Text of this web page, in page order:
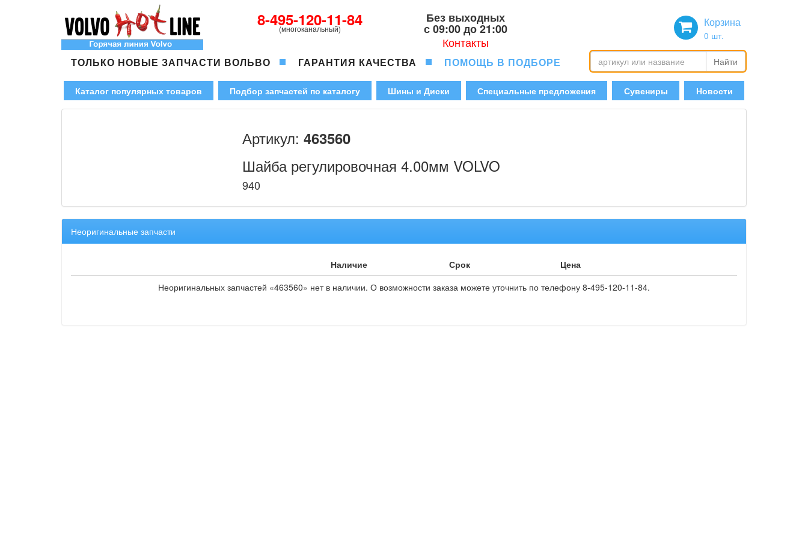
8-495-120-11-84
(многоканальный)
Без выходных
с 09:00 до 21:00
Контакты
Корзина
0 шт.
ТОЛЬКО НОВЫЕ ЗАПЧАСТИ ВОЛЬВО ГАРАНТИЯ КАЧЕСТВА ПОМОЩЬ В ПОДБОРЕ Найти
Каталог популярных товаров Подбор запчастей по каталогу Шины и Диски Специальные предложения Сувениры Новости
Артикул: 463560
Шайба регулировочная 4.00мм VOLVO
940
Неоригинальные запчасти
Наличие Срок
Цена
Неоригинальных запчастей «463560» нет в наличии. О возможности заказа можете уточнить по телефону 8-495-120-11-84.